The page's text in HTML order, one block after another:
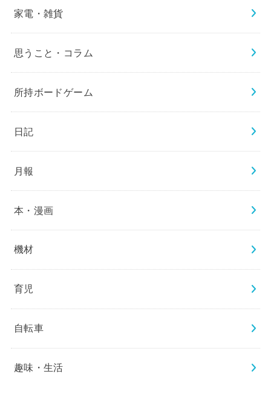
家電・雑貨
思うこと・コラム
所持ボードゲーム
日記
月報
本・漫画
機材
育児
自転車
趣味・生活